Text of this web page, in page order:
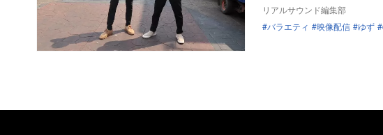
リアルサウンド編集部
バラエティ
映像配信 ゆず